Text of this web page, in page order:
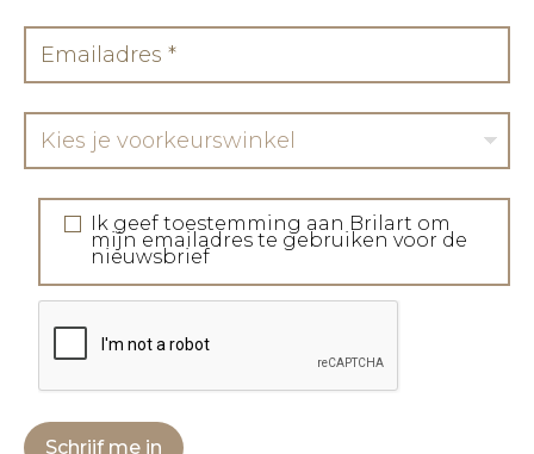
Kies je voorkeurswinkel
Ik geef toestemming aan Brilart om
mijn emailadres te gebruiken voor de
nieuwsbrief
Schrijf me in